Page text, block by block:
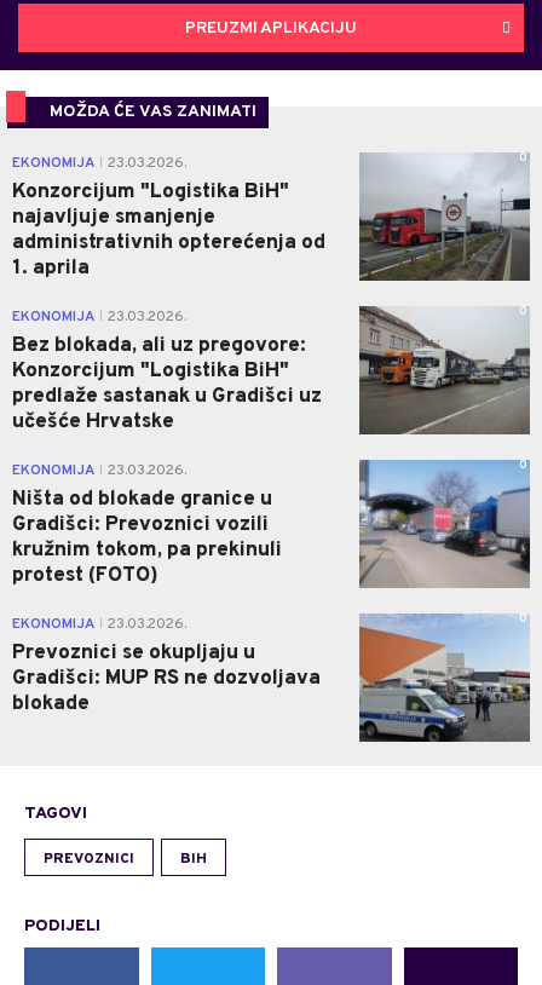
PREUZMI APLIKACIJU
MOŽDA ĆE VAS ZANIMATI
EKONOMIJA 23.03.2026.
Konzorcijum "Logistika BiH"
najavljuje smanjenje
administrativnih opterećenja od
1. aprila
0
EKONOMIJA 23.03.2026.
Bez blokada, ali uz pregovore:
Konzorcijum "Logistika BiH"
predlaže sastanak u Gradišci uz
učešće Hrvatske
0
EKONOMIJA 23.03.2026.
Ništa od blokade granice u
Gradišci: Prevoznici vozili
kružnim tokom, pa prekinuli
protest (FOTO)
0
EKONOMIJA 23.03.2026.
Prevoznici se okupljaju u
Gradišci: MUP RS ne dozvoljava
blokade
0
TAGOVI
PREVOZNICI BIH
PODIJELI